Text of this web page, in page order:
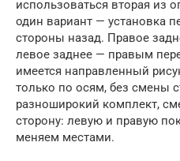
использоваться вторая из
один вариант — установка
стороны назад. Правое
левое заднее — правым
имеется направленный
только по осям, без смены
разноширокий комплект,
сторону: левую и правую
меняем местами.